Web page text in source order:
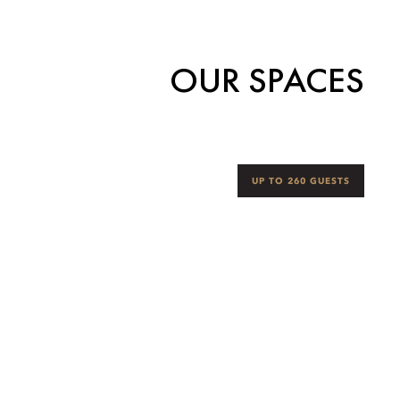
OUR SPACES
UP TO 260 GUESTS